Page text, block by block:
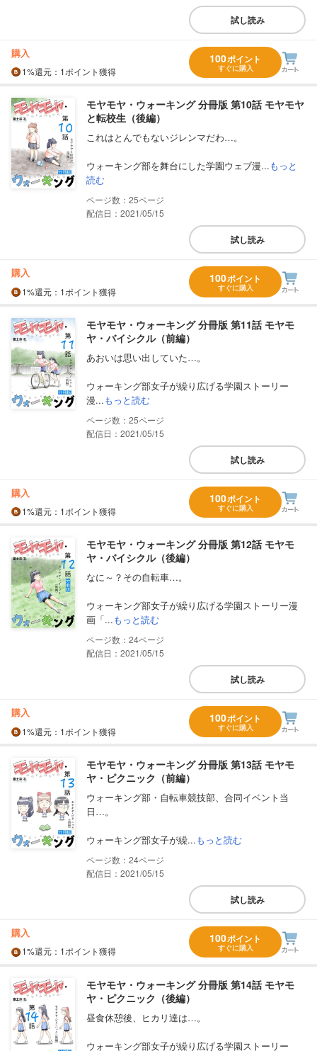
試し読み
購入
1%還元 ：1ポイント獲得
100ポイント
すぐに購入
モヤモヤ・ウォーキング 分冊版 第10話 モヤモヤ
と転校生（後編）
これはとんでもないジレンマだわ…。
ウォーキング部を舞台にした学園ウェブ漫...もっと
読む
25
配信日：2021/05/15
試し読み
購入
1%還元 ：1ポイント獲得
100ポイント
すぐに購入
モヤモヤ・ウォーキング 分冊版 第11話 モヤモ
ヤ・バイシクル（前編）
あおいは思い出していた…。
ウォーキング部女子が繰り広げる学園ストーリー
漫...もっと読む
25
配信日：2021/05/15
試し読み
購入
1%還元 ：1ポイント獲得
100ポイント
すぐに購入
モヤモヤ・ウォーキング 分冊版 第12話 モヤモ
ヤ・バイシクル（後編）
なに～？その自転車…。
ウォーキング部女子が繰り広げる学園ストーリー漫
画「...もっと読む
24
配信日：2021/05/15
試し読み
購入
1%還元 ：1ポイント獲得
100ポイント
すぐに購入
モヤモヤ・ウォーキング 分冊版 第13話 モヤモ
ヤ・ピクニック（前編）
ウォーキング部・自転車競技部、合同イベント当
日…。
ウォーキング部女子が繰...もっと読む
24
配信日：2021/05/15
試し読み
購入
1%還元 ：1ポイント獲得
100ポイント
すぐに購入
モヤモヤ・ウォーキング 分冊版 第14話 モヤモ
ヤ・ピクニック（後編）
昼食休憩後、ヒカリ達は…。
ウォーキング部女子が繰り広げる学園ストーリー